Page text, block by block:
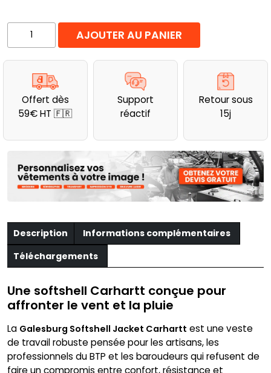
quantité
de
Softshell
travail
déperlant
Carhartt
AJOUTER AU PANIER
Offert dès
59€ HT 🇫🇷
Support
réactif
Retour sous
15j
Description
Informations complémentaires
Téléchargements
Une softshell Carhartt conçue pour
affronter le vent et la pluie
La Galesburg Softshell Jacket Carhartt est une veste
de travail robuste pensée pour les artisans, les
professionnels du BTP et les baroudeurs qui refusent de
faire un compromis entre confort, résistance et